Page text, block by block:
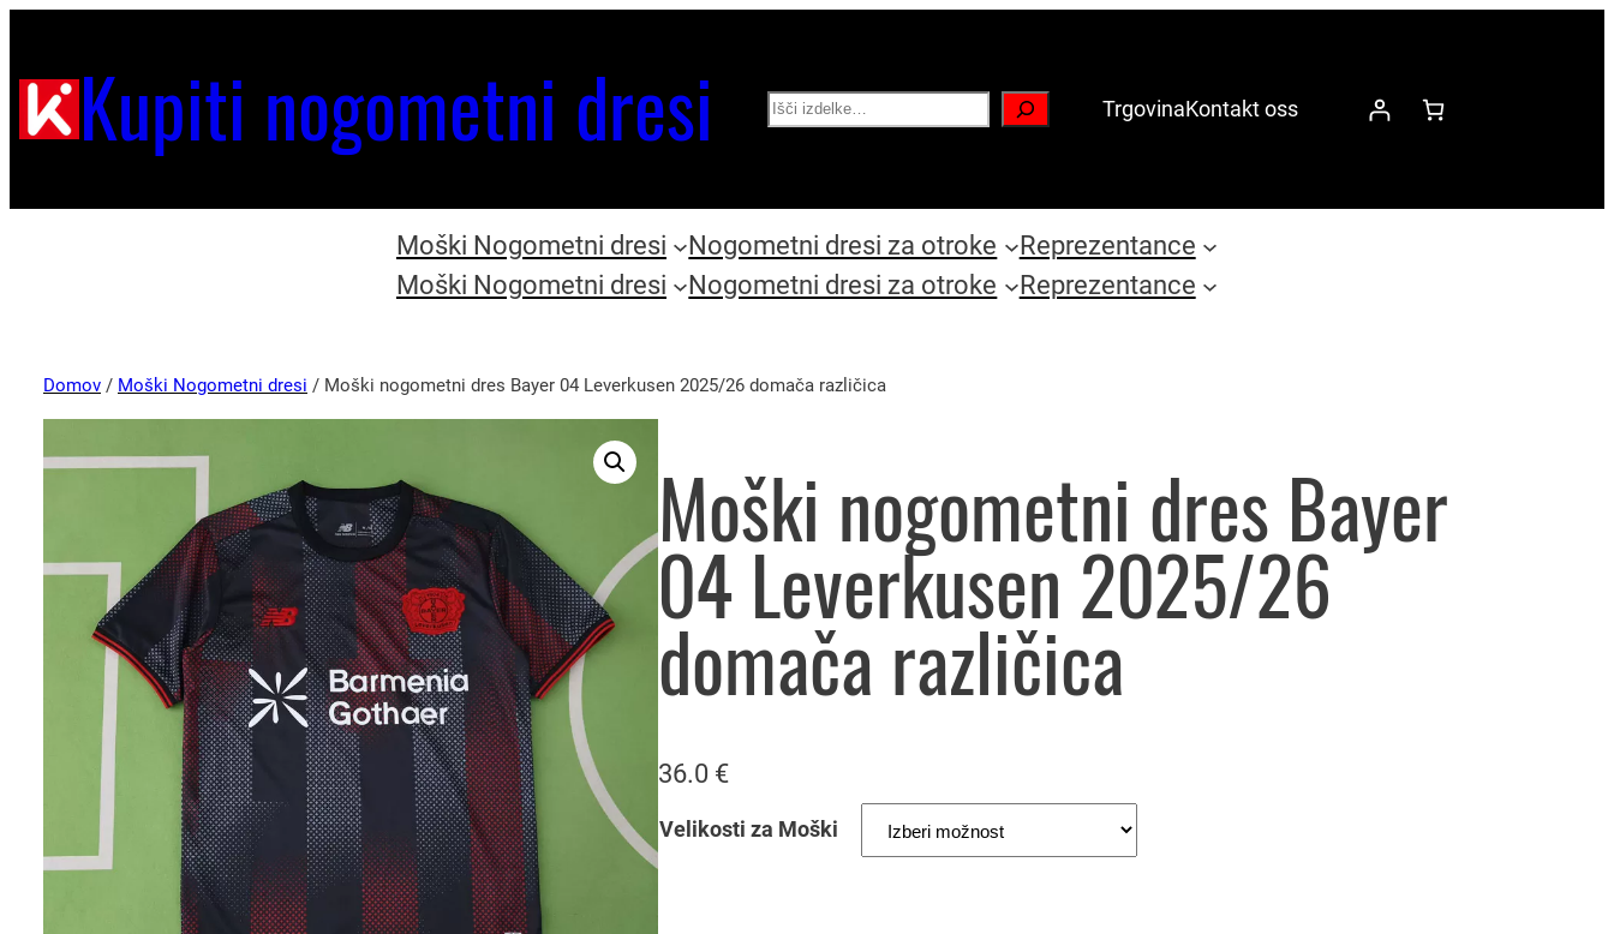
Kupiti nogometni dresi Search TrgovinaKontakt oss
Moški Nogometni dresi Nogometni dresi za otroke
Reprezentance
Moški Nogometni dresi
Nogometni dresi za otroke Reprezentance
Domov / Moški Nogometni dresi / Moški nogometni dres Bayer 04 Leverkusen 2025/26 domača različica
Moški nogometni dres Bayer
04 Leverkusen 2025/26
domača različica
36.0 €
Velikosti za Moški